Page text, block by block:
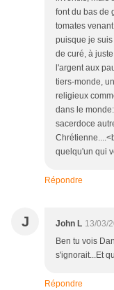
font du bas de
tomates
puisque je suis
de curé, à
l'argent aux
tiers-monde,
religieux
dans le
sacerdoce
quelqu'un qui
Répondre
J John L 13/03/
Ben tu vois
s'ignorait...Et
Répondre